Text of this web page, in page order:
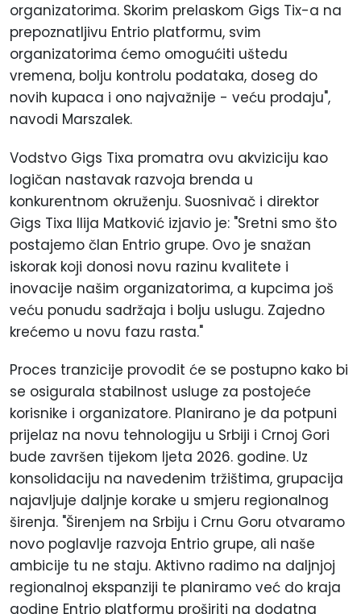
organizatorima. Skorim prelaskom Gigs Tix-a na
prepoznatljivu Entrio platformu, svim
organizatorima ćemo omogućiti uštedu
vremena, bolju kontrolu podataka, doseg do
novih kupaca i ono najvažnije - veću prodaju",
navodi Marszalek.
Vodstvo Gigs Tixa promatra ovu akviziciju kao
logičan nastavak razvoja brenda u
konkurentnom okruženju. Suosnivač i direktor
Gigs Tixa Ilija Matković izjavio je: "Sretni smo što
postajemo član Entrio grupe. Ovo je snažan
iskorak koji donosi novu razinu kvalitete i
inovacije našim organizatorima, a kupcima još
veću ponudu sadržaja i bolju uslugu. Zajedno
krećemo u novu fazu rasta."
Proces tranzicije provodit će se postupno kako bi
se osigurala stabilnost usluge za postojeće
korisnike i organizatore. Planirano je da potpuni
prijelaz na novu tehnologiju u Srbiji i Crnoj Gori
bude završen tijekom ljeta 2026. godine. Uz
konsolidaciju na navedenim tržištima, grupacija
najavljuje daljnje korake u smjeru regionalnog
širenja. "Širenjem na Srbiju i Crnu Goru otvaramo
novo poglavlje razvoja Entrio grupe, ali naše
ambicije tu ne staju. Aktivno radimo na daljnjoj
regionalnoj ekspanziji te planiramo već do kraja
godine Entrio platformu proširiti na dodatna